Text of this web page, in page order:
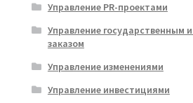
Управление PR-проектами
Управление государственным
заказом
Управление изменениями
Управление инвестициями